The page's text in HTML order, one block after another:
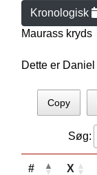
Kronologisk
Maurass kryds
Dette er
Copy
Søg:
# X